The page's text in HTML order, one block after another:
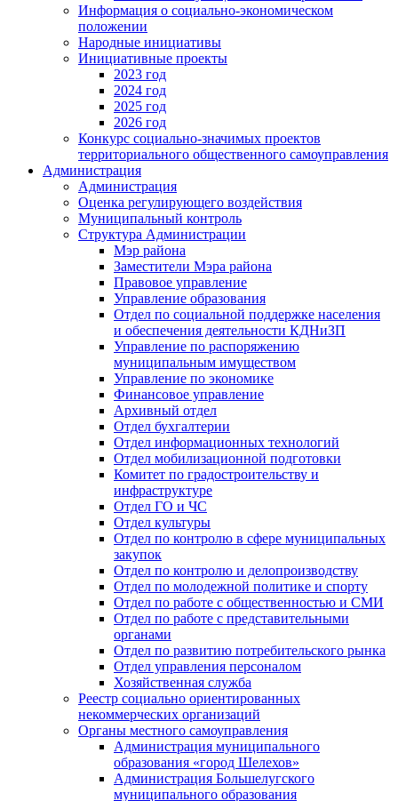
Информация о социально-экономическом
положении
Народные инициативы
Инициативные проекты
2023 год
2024 год
2025 год
2026 год
Конкурс социально-значимых проектов
территориального общественного самоуправления
Администрация
Администрация
Оценка регулирующего воздействия
Муниципальный контроль
Структура Администрации
Мэр района
Заместители Мэра района
Правовое управление
Управление образования
Отдел по социальной поддержке населения
и обеспечения деятельности КДНиЗП
Управление по распоряжению
муниципальным имуществом
Управление по экономике
Финансовое управление
Архивный отдел
Отдел бухгалтерии
Отдел информационных технологий
Отдел мобилизационной подготовки
Комитет по градостроительству и
инфраструктуре
Отдел ГО и ЧС
Отдел культуры
Отдел по контролю в сфере муниципальных
закупок
Отдел по контролю и делопроизводству
Отдел по молодежной политике и спорту
Отдел по работе с общественностью и СМИ
Отдел по работе с представительными
органами
Отдел по развитию потребительского рынка
Отдел управления персоналом
Хозяйственная служба
Реестр социально ориентированных
некоммерческих организаций
Органы местного самоуправления
Администрация муниципального
образования «город Шелехов»
Администрация Большелугского
муниципального образования